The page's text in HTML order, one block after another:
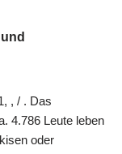
, / . Das
4.786 Leute leben
oder